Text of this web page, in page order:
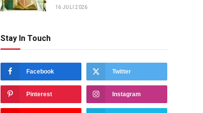
16 JULI 2026
Stay In Touch
Facebook Twitter
Pinterest Instagram